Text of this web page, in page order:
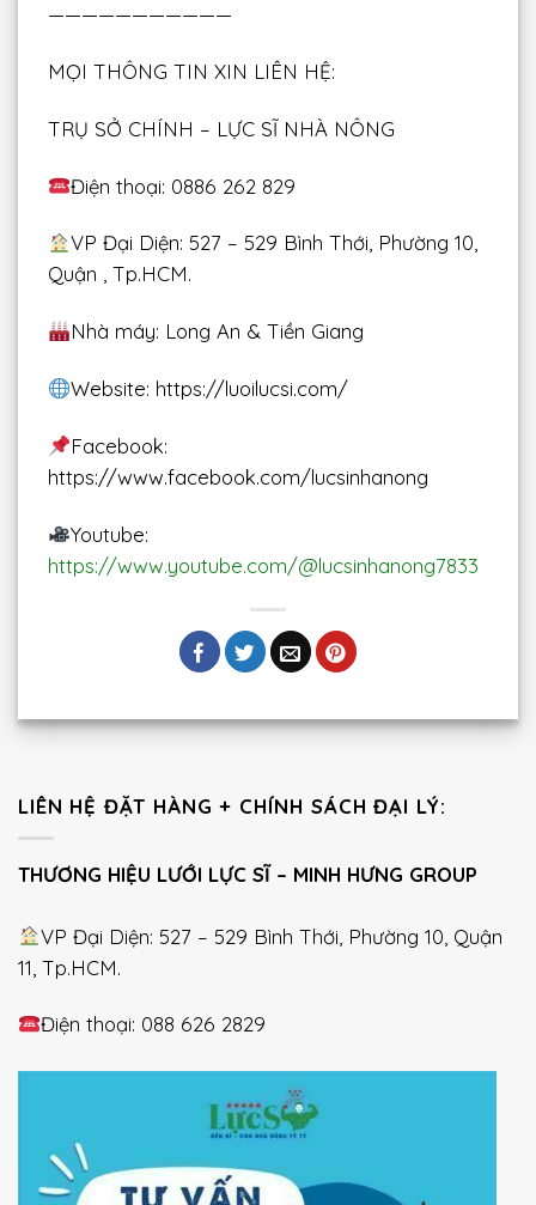
———————————
MỌI THÔNG TIN XIN LIÊN HỆ:
TRỤ SỞ CHÍNH – LỰC SĨ NHÀ NÔNG
Điện thoại: 0886 262 829
VP Đại Diện: 527 – 529 Bình Thới, Phường 10,
Quận , Tp.HCM.
Nhà máy: Long An & Tiền Giang
Website: https://luoilucsi.com/
Facebook:
https://www.facebook.com/lucsinhanong
Youtube:
https://www.youtube.com/@lucsinhanong7833
LIÊN HỆ ĐẶT HÀNG + CHÍNH SÁCH ĐẠI LÝ:
THƯƠNG HIỆU LƯỚI LỰC SĨ – MINH HƯNG GROUP
VP Đại Diện: 527 – 529 Bình Thới, Phường 10, Quận
11, Tp.HCM.
Điện thoại: 088 626 2829